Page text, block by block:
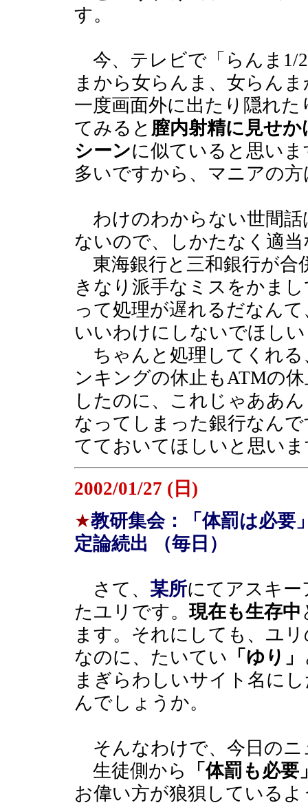
す。
今、テレビで「らんま1/
まから女らんま、女らん
一度画面外に出たり隠れ
てみると 膣内射精に見せ
シーンに似ていると思い
多いですから、マニアの
わけのわからない世間話
ないので、しかたなく適
東海銀行と三和銀行が合
きなり派手なミスをかま
って処理が遅れるだなん
いいわけにしないでほし
ちゃんと処理してくれる
ンキングの休止もATMの
したのに、これじゃああ
なってしまった銀行なん
てておいてほしいと思い
2002/01/27 (日)
★教研集会：「体罰は必要
定論続出 （毎日）
さて、 某所にてアスキー
たユリです。現在も生存中
ます。それにしても、ユ
なのに、たいてい 「ゆり」
まぎらわしいサイト名に
んでしょうか。
そんなわけで、今日のニ
生徒側から
「体罰も必要
お偉い方が狼狽している